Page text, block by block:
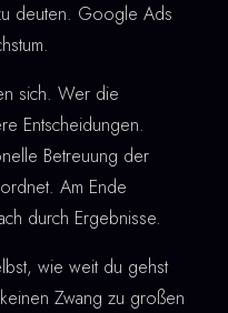
deuten. Google Ads
sich. Wer die
Entscheidungen.
Betreuung der
Am Ende
durch Ergebnisse.
wie weit du gehst
Zwang zu großen